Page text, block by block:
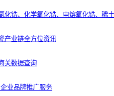
化锆、化学氧化锆、电熔氧化锆、稀
产业链全方位资讯
关数据查询
业品牌推广服务